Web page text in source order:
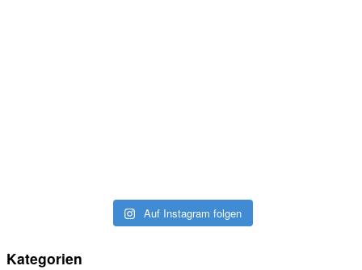
Auf Instagram folgen
Kategorien